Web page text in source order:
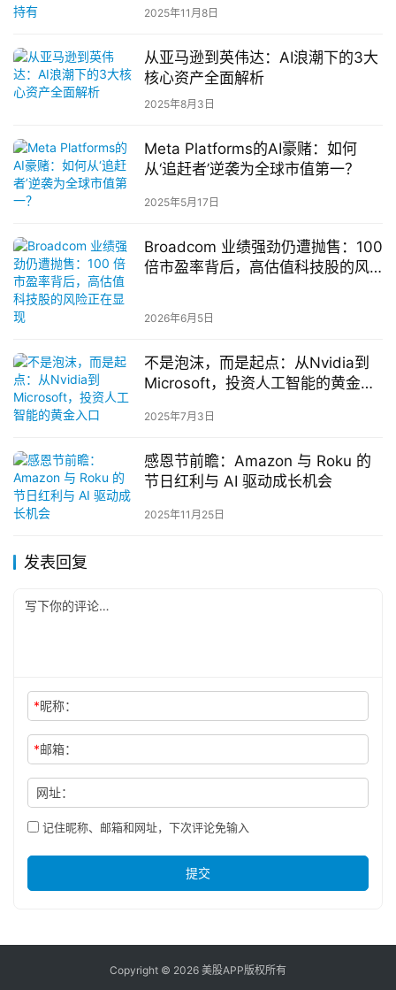
2025年11月8日
从亚马逊到英伟达：AI浪潮下的3大
核心资产全面解析
2025年8月3日
Meta Platforms的AI豪赌：如何
从‘追赶者’逆袭为全球市值第一？
2025年5月17日
Broadcom 业绩强劲仍遭抛售：100
倍市盈率背后，高估值科技股的风
2026年6月5日
不是泡沫，而是起点：从Nvidia到
Microsoft，投资人工智能的黄金入
2025年7月3日
感恩节前瞻：Amazon 与 Roku 的
节日红利与 AI 驱动成长机会
2025年11月25日
发表回复
*昵称：
*邮箱：
网址：
记住昵称、邮箱和网址，下次评论免输入
提交
Copyright © 2026 美股APP版权所有